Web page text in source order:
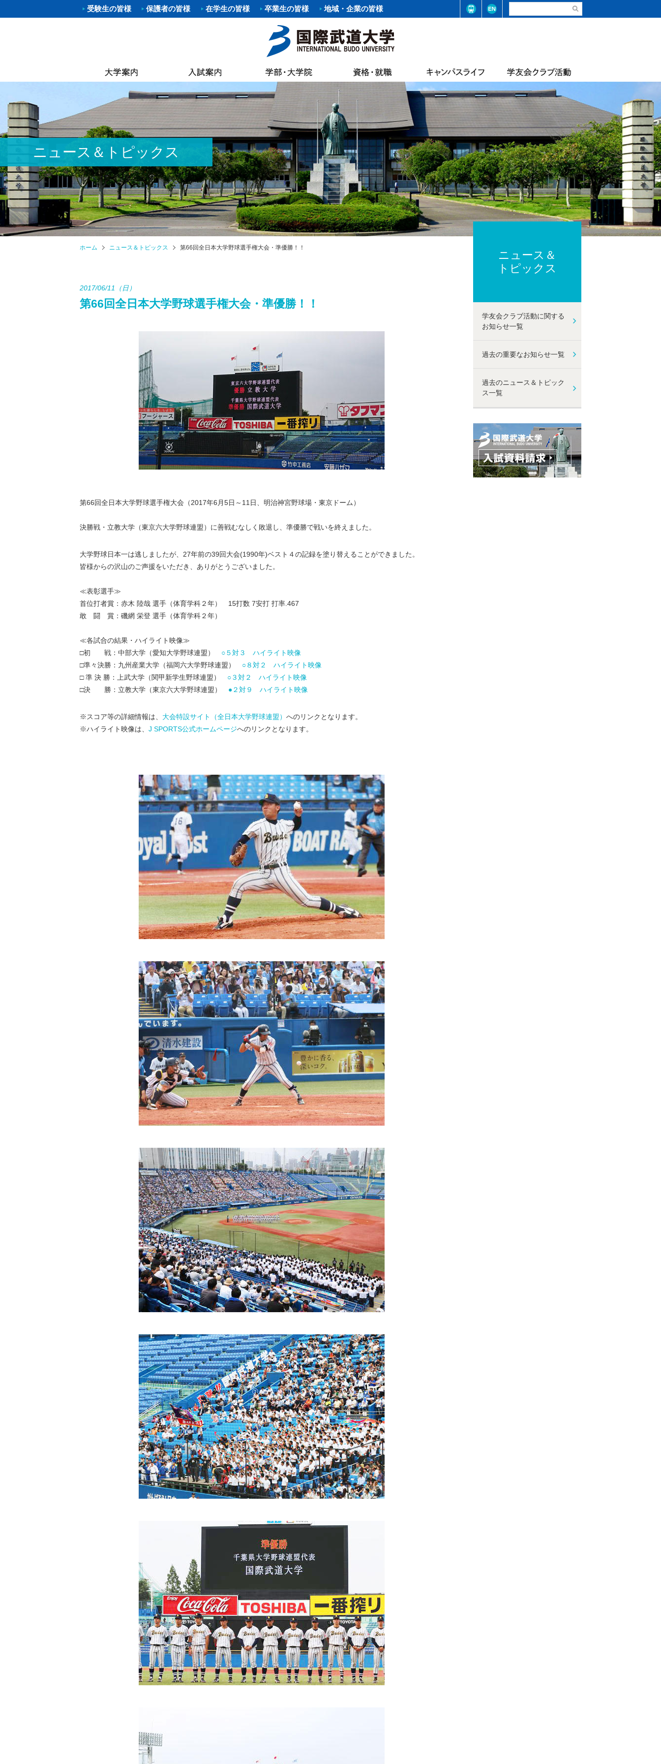
受験生の皆様 保護者の皆様 在学生の皆様 卒業生の皆様 地域・企業の皆様
沿革
建学の精神・教育目標・各種方針
校歌
校章・ロゴ・シンボルマーク
3つのポリシー
アセスメントポリシー
ミッション・ステイトメント
教員紹介
履修の手引・授業概要
国際武道大学学則
国際武道大学大学院学則
大学の活動
設置認可・届出等
ガバナンス・コード
中期計画
自己点検・評価報告
大学行事
教員数・学生数・卒業/修了生数
大学組織
財務情報
教育研究活動等の状況
公約研究費の不正防止への取り組み
プライバシーポリシー
ハラスメント及び性暴力等防止に関する取り組み
大学院入試要項
オープンキャンパス
進学相談会
入学金・学費等
入試資料請求
別科 武道専修課程
大学院
カリキュラム
取得可能な資格
教員紹介
進路（就職）支援プログラム・イベント
就職概要状況（結果）
求人お申し込みのお願い（求人受付）
武大NAVI（求人検索）
求人企業・卒業生アンケート
OPAC（国際武道大学蔵書検索）
国際交流プログラム
黒潮祭
学費・奨学金
各種手続き
健康管理・学生相談
学生食堂・売店
学生アパート情報
後援会
アルバイト情報
IBUキャンパスライフアンケート
各種規則
剣道部
なぎなた部
サッカー部
バスケットボール部
ハンドボール部
バドミントン部
テニス・ソフトテニス部
体操部
ダンス部
陸上競技部
バーベル部
レスリング部
ゴルフ部
ソフトボール部
ライフセービング部
キンボール部
サーフィン部
トレーナーチーム
居合道準クラブ
冬季競技準クラブ
軟式野球準クラブ
ボクシング同好会
軽音楽同好会
トライアスロン同好会
野外スポーツ同好会
フットサル同好会
サッカー同好会
ストリートダンス同好会
ビーチバレー同好会
華道部
茶道部
書道部
フランス文化部
ICG同好会
大学祭実行委員会
ニュース＆トピックス
ホーム ニュース＆トピックス 第66回全日本大学野球選手権大会・準優勝！！
2017/06/11（日）
第66回全日本大学野球選手権大会・準優勝！！
第66回全日本大学野球選手権大会（2017年6月5日～11日、明治神宮野球場・東京ドーム）
決勝戦・立教大学（東京六大学野球連盟）に善戦むなしく敗退し、準優勝で戦いを終えました。
大学野球日本一は逃しましたが、27年前の39回大会(1990年)ベスト４の記録を塗り替えることができました。
皆様からの沢山のご声援をいただき、ありがとうございました。
≪表彰選手≫
首位打者賞：赤木 陸哉 選手（体育学科２年） 15打数 7安打 打率.467
敢 闘 賞：磯網 栄登 選手（体育学科２年）
≪各試合の結果・ハイライト映像≫
□初 戦：中部大学（愛知大学野球連盟） ○５対３
ハイライト映像
□準々決勝：九州産業大学（福岡六大学野球連盟） ○８対２
ハイライト映像
□ 準 決 勝：上武大学（関甲新学生野球連盟） ○３対２
ハイライト映像
□決 勝：立教大学（東京六大学野球連盟） ●２対９ ハイライト映像
※スコア等の詳細情報は、 大会特設サイト（全日本大学野球連盟） へのリンクとなります。
※ハイライト映像は、 J SPORTS公式ホームページへのリンクとなります。
ニュース＆
トピックス
学友会クラブ活動に関する
お知らせ一覧
過去の重要なお知らせ一覧
過去のニュース＆トピック
ス一覧